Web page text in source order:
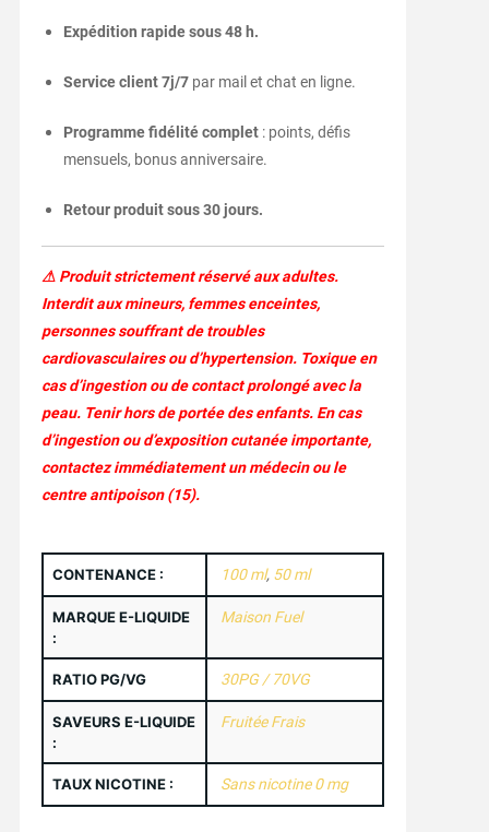
Expédition rapide sous 48 h.
Service client 7j/7par mail et chat en ligne.
Programme fidélité complet: points, défis
mensuels, bonus anniversaire.
Retour produit sous 30 jours.
⚠ Produit strictement réservé aux adultes.
Interdit aux mineurs, femmes enceintes,
personnes souffrant de troubles
cardiovasculaires ou d’hypertension. Toxique en
cas d’ingestion ou de contact prolongé avec la
peau. Tenir hors de portée des enfants. En cas
d’ingestion ou d’exposition cutanée importante,
contactez immédiatement un médecin ou le
centre antipoison (15).
CONTENANCE : 100 ml, 50 ml
MARQUE E-LIQUIDE
:
Maison Fuel
RATIO PG/VG 30PG / 70VG
SAVEURS E-LIQUIDE
:
Fruitée Frais
TAUX NICOTINE : Sans nicotine 0 mg